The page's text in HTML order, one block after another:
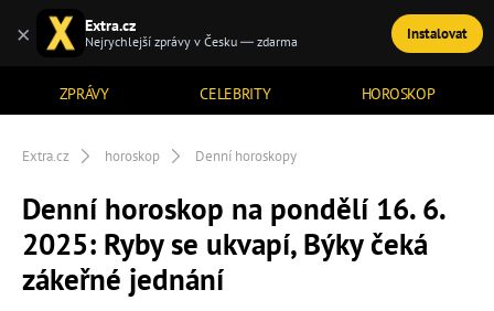
ZPRÁVY CELEBRITY HOROSKOP
TÉMATA
Extra.cz horoskop Denní horoskopy
Denní horoskop na pondělí 16. 6.
2025: Ryby se ukvapí, Býky čeká
zákeřné jednání
× Extra.cz
Nejrychlejší zprávy v Česku — zdarma Instalovat